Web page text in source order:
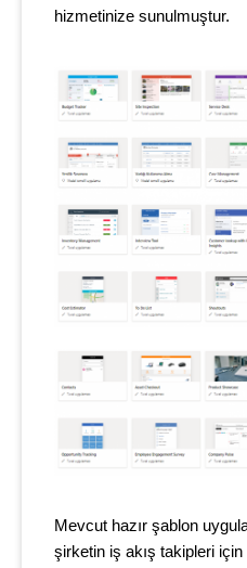
hizmetinize sunulmuştur.
Mevcut hazır şablon
şirketin iş akış takipleri